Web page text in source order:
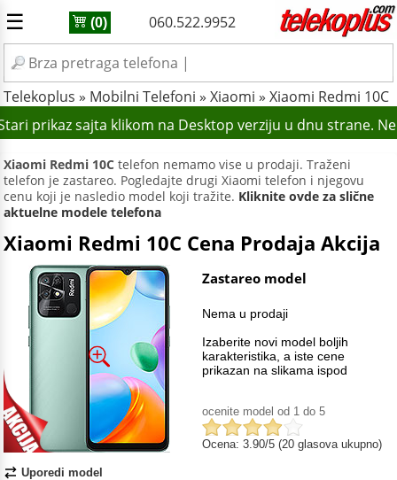
☰ (0) 060.522.9952
Telekoplus » Mobilni Telefoni » Xiaomi » Xiaomi Redmi 10C
prikaz sajta klikom na Desktop verziju u dnu strane.
Xiaomi Redmi 10C telefon nemamo vise u prodaji. Traženi
telefon je zastareo. Pogledajte drugi Xiaomi telefon i njegovu
cenu koji je nasledio model koji tražite. Kliknite ovde za slične
aktuelne modele telefona
Xiaomi Redmi 10C Cena Prodaja Akcija
Uporedi model
Zastareo model
Nema u prodaji
Izaberite novi model boljih
karakteristika, a iste cene
prikazan na slikama ispod
ocenite model od 1 do 5
Ocena: 3.90/5 (20 glasova ukupno)